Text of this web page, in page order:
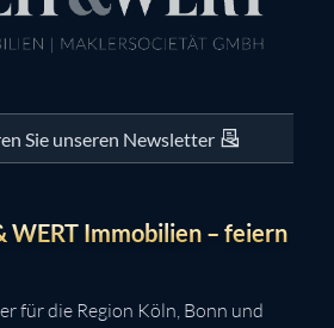
Sie unseren Newsletter
WERT Immobilien – feiern
für die Region Köln, Bonn und